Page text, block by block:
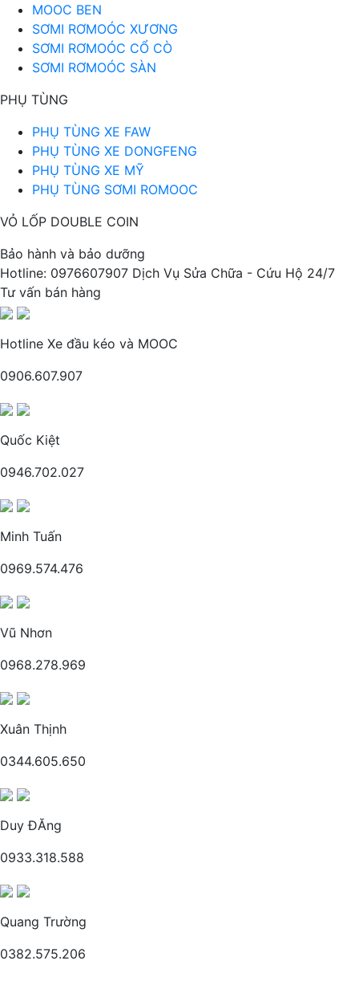
MOOC BEN
SƠMI RƠMOÓC XƯƠNG
SƠMI RƠMOÓC CỔ CÒ
SƠMI RƠMOÓC SÀN
PHỤ TÙNG
PHỤ TÙNG XE FAW
PHỤ TÙNG XE DONGFENG
PHỤ TÙNG XE MỸ
PHỤ TÙNG SƠMI ROMOOC
VỎ LỐP DOUBLE COIN
Bảo hành và bảo dưỡng
Hotline: 0976607907 Dịch Vụ Sửa Chữa - Cứu Hộ 24/7
Tư vấn bán hàng
Hotline Xe đầu kéo và MOOC
0906.607.907
Quốc Kiệt
0946.702.027
Minh Tuấn
0969.574.476
Vũ Nhơn
0968.278.969
Xuân Thịnh
0344.605.650
Duy ĐĂng
0933.318.588
Quang Trường
0382.575.206